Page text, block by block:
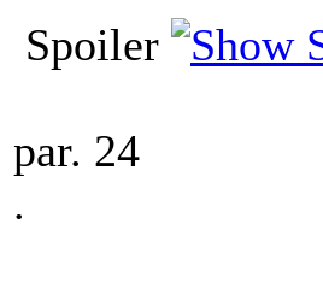
Spoiler
par. 24
.